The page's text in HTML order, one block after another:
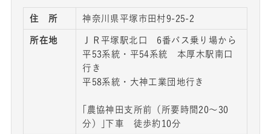
住 所 神奈川県平塚市田村9-25-2
所在地
ＪＲ平塚駅北口 6番バス乗り場から
平53系統・平54系統 本厚木駅南口
行き
平58系統・大神工業団地行き
｢農協神田支所前（所要時間20～30
分）｣下車 徒歩約10分